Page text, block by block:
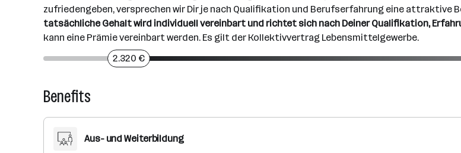
zufriedengeben, versprechen wir Dir je nach Qualifikation und Berufserfahrung eine
tatsächliche Gehalt wird individuell vereinbart und richtet sich nach Deiner Qualifikation,
kann eine Prämie vereinbart werden. Es gilt der Kollektivvertrag Lebensmittelgewerbe.
2.320 €
Benefits
Aus- und Weiterbildung